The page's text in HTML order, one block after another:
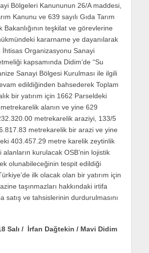
Bölgeleri Kanununun 26/A maddesi,
Kanunu ve 639 sayılı Gıda Tarım
Bakanlığının teşkilat ve görevlerine
kararname ye dayanılarak
İhtisas Organizasyonu Sanayi
kapsamında Didim’de “Su
Sanayi Bölgesi Kurulması ile ilgili
edildiğinden bahsederek Toplam
bir yatırım için 1662 Parseldeki
alanın ve yine 629
metrekarelik araziyi, 133/5
metrekarelik bir arazi ve yine
403.457.29 metre karelik zeytinlik
alanların kurulacak OSB’nin lojistik
olunabileceğinin tespit edildiği
ilk olacak olan bir yatırım için
taşınmazları hakkındaki irtifa
satış ve tahsislerinin durdurulmasını
Salı / İrfan Dağtekin / Mavi Didim